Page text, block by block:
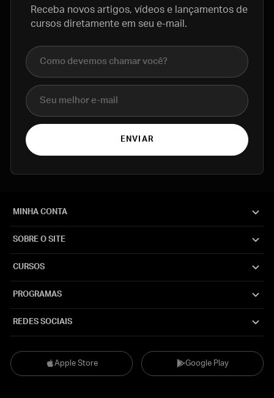
Receba novos artigos, vídeos e lançamentos de
cursos diretamente em seu e-mail.
Nome completo
E-mail
ENVIAR
Apple Store Google Play
MINHA CONTA
SOBRE O SITE
CURSOS
PROGRAMAS
REDES SOCIAIS